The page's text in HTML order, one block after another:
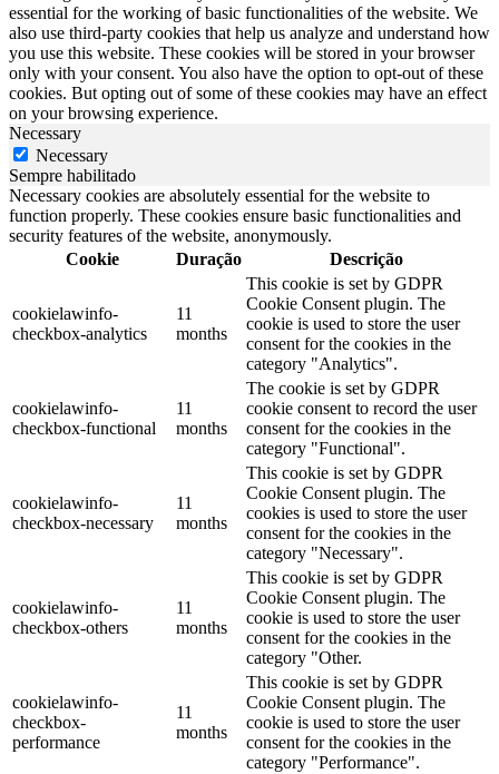
essential for the working of basic functionalities of the website. We
also use third-party cookies that help us analyze and understand how
you use this website. These cookies will be stored in your browser
only with your consent. You also have the option to opt-out of these
cookies. But opting out of some of these cookies may have an effect
on your browsing experience.
Necessary
Necessary
Sempre habilitado
Necessary cookies are absolutely essential for the website to
function properly. These cookies ensure basic functionalities and
security features of the website, anonymously.
Cookie
Duração Descrição
cookielawinfo-
checkbox-analytics
11
months
This cookie is set by GDPR
Cookie Consent plugin. The
cookie is used to store the user
consent for the cookies in the
category "Analytics".
cookielawinfo-
checkbox-functional
11
months
The cookie is set by GDPR
cookie consent to record the user
consent for the cookies in the
category "Functional".
cookielawinfo-
checkbox-necessary
11
months
This cookie is set by GDPR
Cookie Consent plugin. The
cookies is used to store the user
consent for the cookies in the
category "Necessary".
cookielawinfo-
checkbox-others
11
months
This cookie is set by GDPR
Cookie Consent plugin. The
cookie is used to store the user
consent for the cookies in the
category "Other.
cookielawinfo-
checkbox-
performance
11
months
This cookie is set by GDPR
Cookie Consent plugin. The
cookie is used to store the user
consent for the cookies in the
category "Performance".